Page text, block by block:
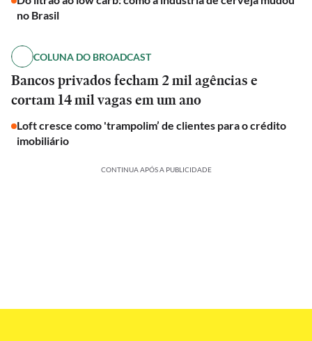
no Brasil
COLUNA DO BROADCAST
Bancos privados fecham 2 mil agências e
cortam 14 mil vagas em um ano
Loft cresce como 'trampolim’ de clientes para o crédito
imobiliário
CONTINUA APÓS A PUBLICIDADE